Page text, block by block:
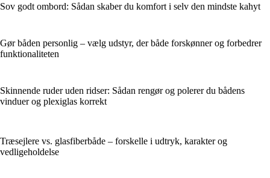
Sov godt ombord: Sådan skaber du komfort i selv den mindste kahyt
Gør båden personlig – vælg udstyr, der både forskønner og forbedrer
funktionaliteten
Skinnende ruder uden ridser: Sådan rengør og polerer du bådens
vinduer og plexiglas korrekt
Træsejlere vs. glasfiberbåde – forskelle i udtryk, karakter og
vedligeholdelse